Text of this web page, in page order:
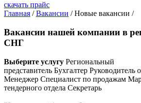
скачать прайс
Главная / Вакансии / Новые вакансии /
Вакансии нашей компании в
СНГ
Выберите услугу Региональный
представитель Бухгалтер Руководитель
Менеджер Специалист по продажам
тендерного отдела Секретарь